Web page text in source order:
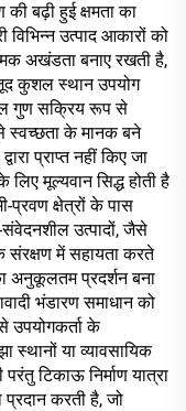
बढ़ी हुई क्षमता का
विभिन्न उत्पाद आकारों को
अखंडता बनाए रखती है,
कुशल स्थान उपयोग
गुण सक्रिय रूप से
के मानक बने
प्राप्त नहीं किए जा
मूल्यवान सिद्ध होती है
प्रवण क्षेत्रों के पास
उत्पादों, जैसे
में सहायता करते
प्रदर्शन बना
भंडारण समाधान को
उपयोगकर्ता के
स्थानों या व्यावसायिक
टिकाऊ निर्माण यात्रा
करती है, जो